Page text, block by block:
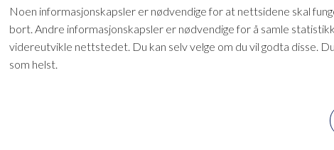
Noen informasjonskapsler er nødvendige for at nettsidene skal
bort. Andre informasjonskapsler er nødvendige for å samle
videreutvikle nettstedet. Du kan selv velge om du vil godta disse.
som helst.